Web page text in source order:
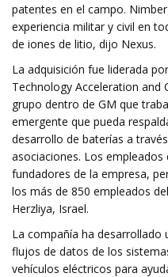
patentes en el campo.
experiencia militar y civil en
de iones de litio, dijo Nexus.
La adquisición fue liderada
Technology Acceleration and
grupo dentro de GM que
emergente que pueda
desarrollo de baterías a
asociaciones. Los empleados
fundadores de la empresa,
los más de 850 empleados
Herzliya, Israel.
La compañía ha
flujos de datos de los
vehículos eléctricos para